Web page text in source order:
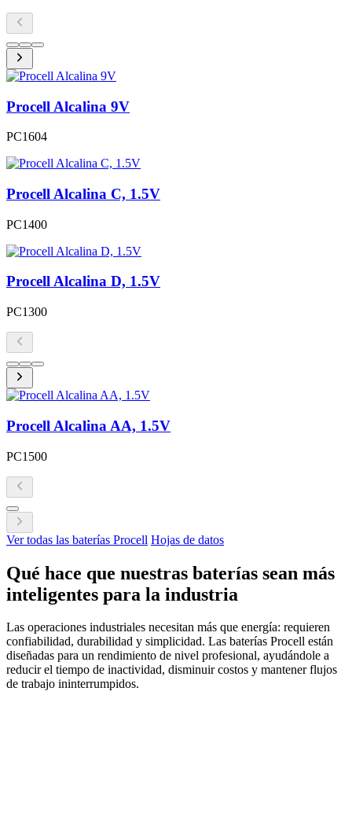
Procell Alcalina 9V
PC1604
Procell Alcalina C, 1.5V
PC1400
Procell Alcalina D, 1.5V
PC1300
Procell Alcalina AA, 1.5V
PC1500
Ver todas las baterías Procell Hojas de datos
Qué hace que nuestras baterías sean más
inteligentes para la industria
Las operaciones industriales necesitan más que energía: requieren
confiabilidad, durabilidad y simplicidad. Las baterías Procell están
diseñadas para un rendimiento de nivel profesional, ayudándole a
reducir el tiempo de inactividad, disminuir costos y mantener flujos
de trabajo ininterrumpidos.